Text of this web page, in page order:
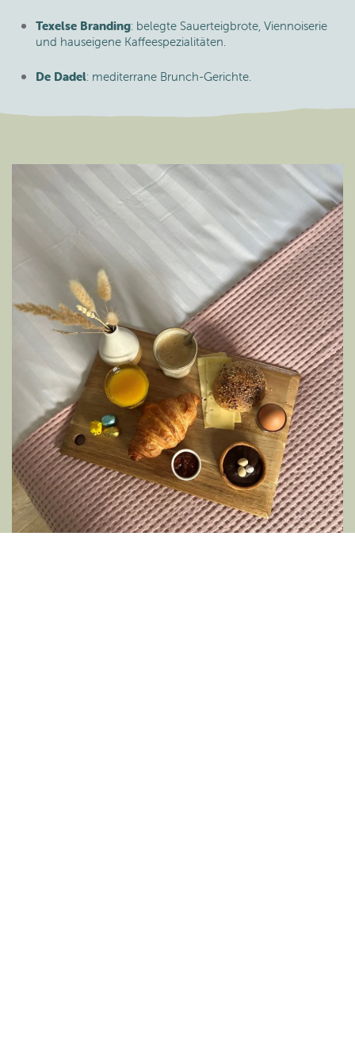
Texelse Branding: belegte Sauerteigbrote, Viennoiserie
und hauseigene Kaffeespezialitäten.
De Dadel: mediterrane Brunch-Gerichte.
Boeken